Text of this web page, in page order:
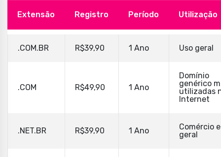
Extensão Registro Período Utilização
.COM.BR R$39,90 1 Ano Uso geral
.COM R$49,90 1 Ano
Domínio
genérico
utilizadas
Internet
.NET.BR R$39,90 1 Ano
Comércio
geral